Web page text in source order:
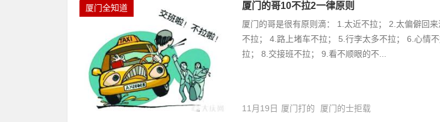
厦门全知道 厦门的哥10不拉2一律原则
厦门的哥是很有原则滴： 1.太近不拉； 2.太偏僻回
不拉； 4.路上堵车不拉； 5.行李太多不拉； 6.心情
拉； 8.交接班不拉； 9.看不顺眼的不...
11月19日 厦门打的 厦门的士拒载